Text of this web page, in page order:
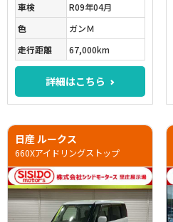
車検
R09年04月
色
ガンＭ
走行距離
67,000km
詳細はこちら
日産 ルークス
660Xアイドリングストップ